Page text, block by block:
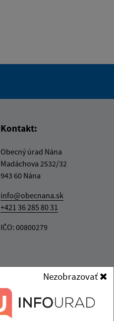
Nezobrazovať
Kontakt:
Obecný úrad Nána
Madáchova 2532/32
943 60 Nána
info@obecnana.sk
+421 36 285 80 31
IČO: 00800279